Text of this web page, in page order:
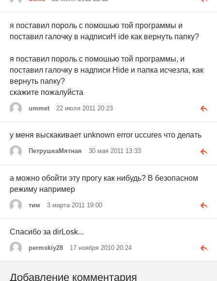
я поставил пороль с помошью той программы и
поставил галочку в надписиH ide как вернуть папку?
я поставил пороль с помошью той программы, и
поставил галочку в надписи Hide и папка исчезла, как
вернуть папку?
скажите пожалуйста
ummet 22 июля 2011 20:23
у меня выскакивает unknown error uccures что делать
ПетрушкаМятная 30 мая 2011 13:33
а можно обойти эту прогу как нибудь? В безопасном
режиму например
тим 3 марта 2011 19:00
Спасибо за dirLosk...
permskiy28 17 ноября 2010 20:24
Добавление комментария